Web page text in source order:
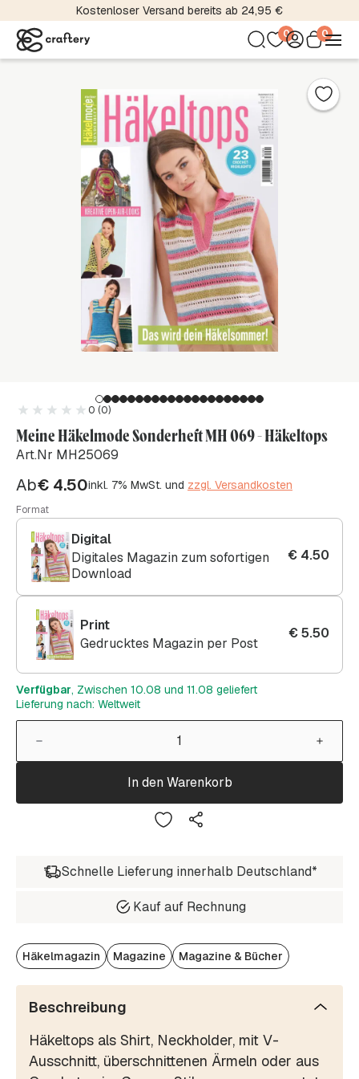
Kostenloser Versand bereits ab 24,95 €
0 0
0 (0)
Meine Häkelmode Sonderheft MH 069 - Häkeltops
Art.Nr MH25069
Ab€ 4.50inkl. 7% MwSt. und zzgl. Versandkosten
Format
Digital
Digitales Magazin zum sofortigen
Download
€ 4.50
Print
Gedrucktes Magazin per Post
€5.50
Verfügbar, Zwischen 10.08 und 11.08 geliefert
Lieferung nach: Weltweit
In den Warenkorb
Schnelle Lieferung innerhalb Deutschland*
Kauf auf Rechnung
Häkelmagazin Magazine Magazine & Bücher
Beschreibung
Häkeltops als Shirt, Neckholder, mit V-
Ausschnitt, überschnittenen Ärmeln oder aus